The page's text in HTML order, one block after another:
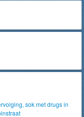
sok met drugs in